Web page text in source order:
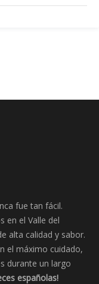
fue tan fácil.
en el Valle del
alta calidad y sabor.
el máximo cuidado,
durante un largo
españolas!